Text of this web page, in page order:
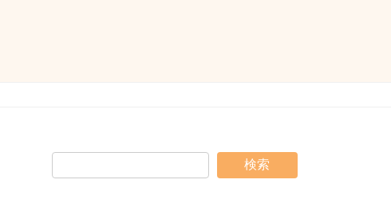
検索